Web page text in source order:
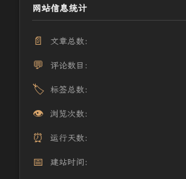
网站信息统计
📄 文章总数：
💬 评论数目：
🏷️ 标签总数：
👁️ 浏览次数：
⏰ 运行天数：
📅 建站时间：